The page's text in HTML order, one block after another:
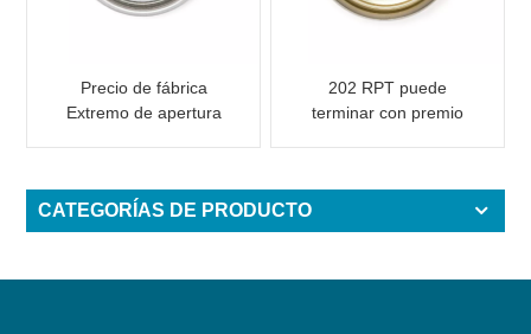
Precio de fábrica
Extremo de apertura
202 RPT puede
terminar con premio
energética
CATEGORÍAS DE PRODUCTO